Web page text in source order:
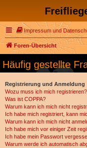
Impressum und
Foren-Übersicht
Häufig gestellte
Registrierung und Anmeldung
Wozu muss ich mich registrieren?
Was ist COPPA?
Warum kann ich mich nicht
Ich habe mich registriert, kann
Warum kann ich mich nicht
Ich habe mich vor einiger Zeit
Ich habe mein Passwort
Warum werde ich automatisch